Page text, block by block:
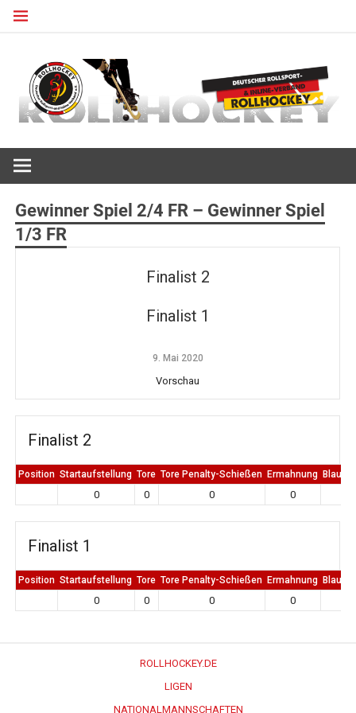
Zum
Gewinner Spiel 2/4 FR – Gewinner Spiel
1/3 FR
Finalist 2
Finalist 1
9. Mai 2020
Vorschau
Finalist 2
Position Startaufstellung Tore Tore Penalty-Schießen Ermahnung Blaue
0 0 0 0
Finalist 1
Position Startaufstellung Tore Tore Penalty-Schießen Ermahnung Blaue
0 0 0 0
ROLLHOCKEY.DE
LIGEN
NATIONALMANNSCHAFTEN